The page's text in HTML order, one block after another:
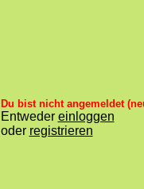
Du bist nicht angemeldet
Entweder einloggen
oder registrieren